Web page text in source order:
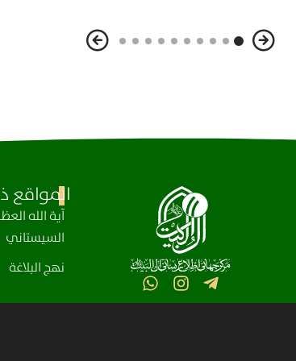
المواقع
آیة الله
السيستاني
نهج البلاغة